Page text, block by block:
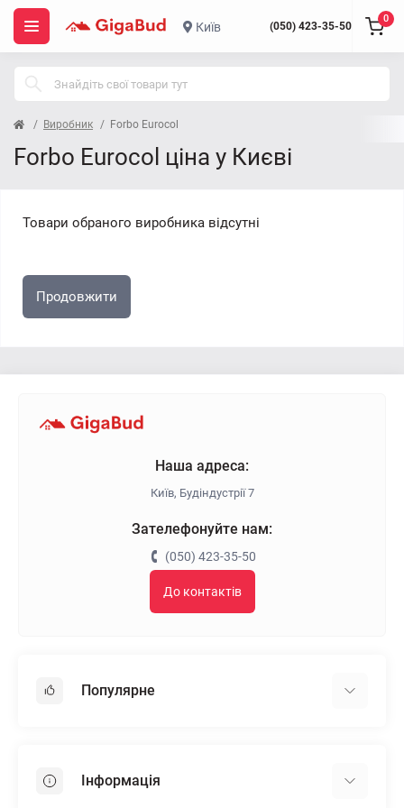
Київ (050) 423-35-50
0
Виробник Forbo Eurocol
Forbo Eurocol ціна у Києві
Товари обраного виробника відсутні
Продовжити
Наша адреса:
Київ, Будіндустрії 7
Зателефонуйте нам:
(050) 423-35-50
До контактів
Популярне
Пінопласт
Інформація